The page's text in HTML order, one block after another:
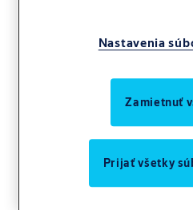
Nastavenia
Zamietnuť
Prijať všetky